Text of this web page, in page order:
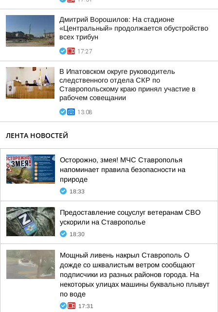
Дмитрий Ворошилов: На стадионе
«Центральный» продолжается обустройство
всех трибун
17:27
В Ипатовском округе руководитель
следственного отдела СКР по
Ставропольскому краю принял участие в
рабочем совещании
13:08
ЛЕНТА НОВОСТЕЙ
Осторожно, змея! МЧС Ставрополья
напоминает правила безопасности на
природе
18:33
Предоставление соцуслуг ветеранам СВО
ускорили на Ставрополье
18:30
Мощный ливень накрыл Ставрополь О
дожде со шквалистым ветром сообщают
подписчики из разных районов города. На
некоторых улицах машины буквально плывут
по воде
17:31